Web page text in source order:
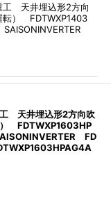
天井埋込形2方向
転） FDTWXP1403
天井埋込形2方向吹
FDTWXP1603HP
FD